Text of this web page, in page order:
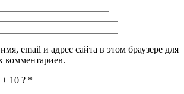
email и адрес сайта в этом браузере для
10 ? *